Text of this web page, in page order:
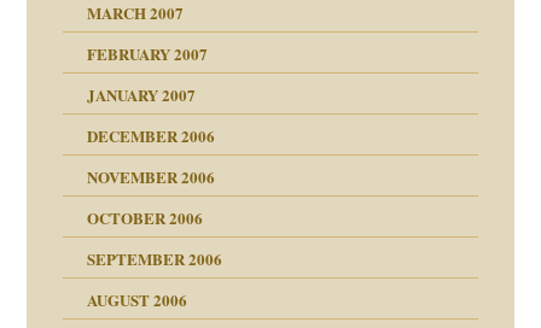
MARCH 2007
FEBRUARY 2007
JANUARY 2007
DECEMBER 2006
NOVEMBER 2006
OCTOBER 2006
SEPTEMBER 2006
AUGUST 2006